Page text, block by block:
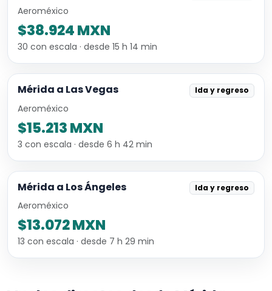
Aeroméxico
$38.924 MXN
30 con escala · desde 15 h 14 min
Mérida a Las Vegas Ida y regreso
Aeroméxico
$15.213 MXN
3 con escala · desde 6 h 42 min
Mérida a Los Ángeles Ida y regreso
Aeroméxico
$13.072 MXN
13 con escala · desde 7 h 29 min